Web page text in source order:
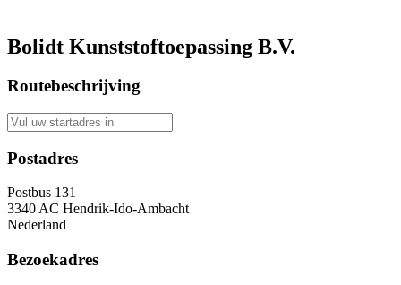
Bolidt Kunststoftoepassing B.V.
Routebeschrijving
Postadres
Postbus 131
3340 AC Hendrik-Ido-Ambacht
Nederland
Bezoekadres